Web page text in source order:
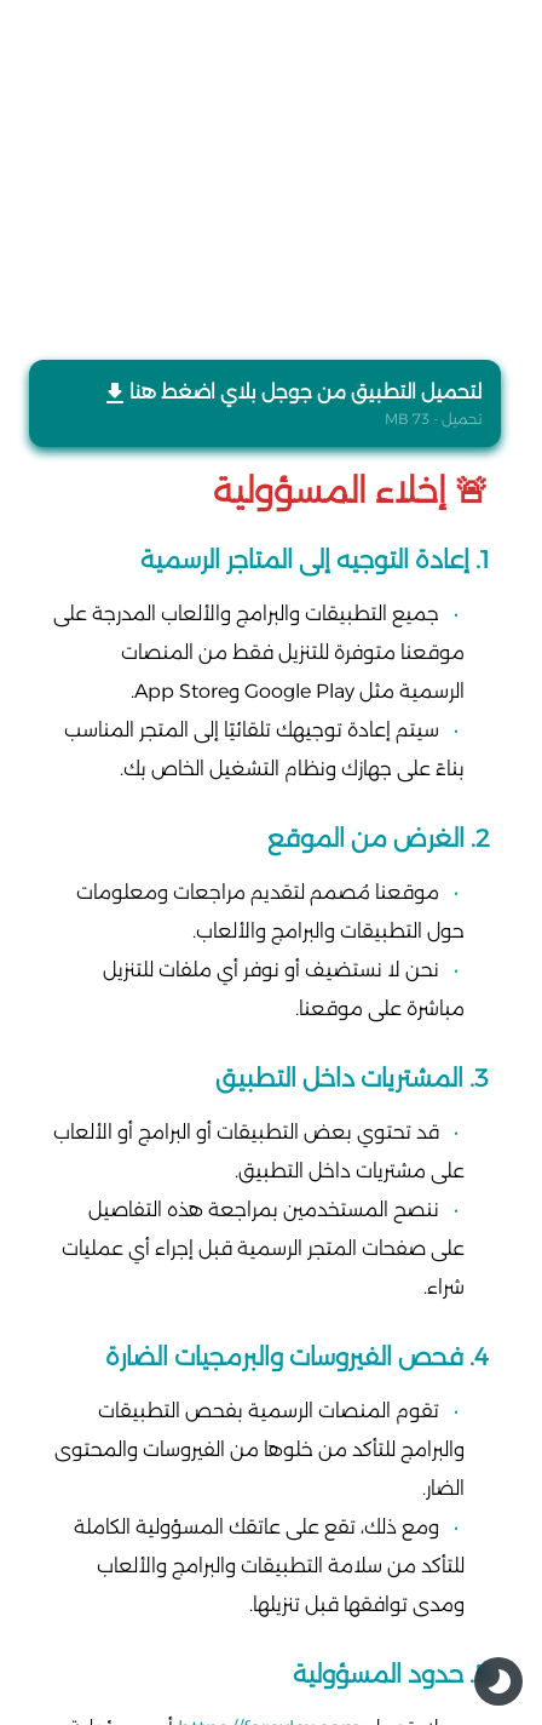
لتحميل التطبيق من جوجل بلاي اضغط هنا
تحميل - 73 MB
🚨 إخلاء المسؤولية
1. إعادة التوجيه إلى المتاجر الرسمية
جميع التطبيقات والبرامج والألعاب المدرجة على
موقعنا متوفرة للتنزيل فقط من المنصات
الرسمية مثل Google Play وApp Store.
سيتم إعادة توجيهك تلقائيًا إلى المتجر المناسب
بناءً على جهازك ونظام التشغيل الخاص بك.
2. الغرض من الموقع
موقعنا مُصمم لتقديم مراجعات ومعلومات
حول التطبيقات والبرامج والألعاب.
نحن لا نستضيف أو نوفر أي ملفات للتنزيل
مباشرة على موقعنا.
3. المشتريات داخل التطبيق
قد تحتوي بعض التطبيقات أو البرامج أو الألعاب
على مشتريات داخل التطبيق.
ننصح المستخدمين بمراجعة هذه التفاصيل
على صفحات المتجر الرسمية قبل إجراء أي عمليات
شراء.
4. فحص الفيروسات والبرمجيات الضارة
تقوم المنصات الرسمية بفحص التطبيقات
والبرامج للتأكد من خلوها من الفيروسات والمحتوى
الضار.
ومع ذلك، تقع على عاتقك المسؤولية الكاملة
للتأكد من سلامة التطبيقات والبرامج والألعاب
ومدى توافقها قبل تنزيلها.
5. حدود المسؤولية